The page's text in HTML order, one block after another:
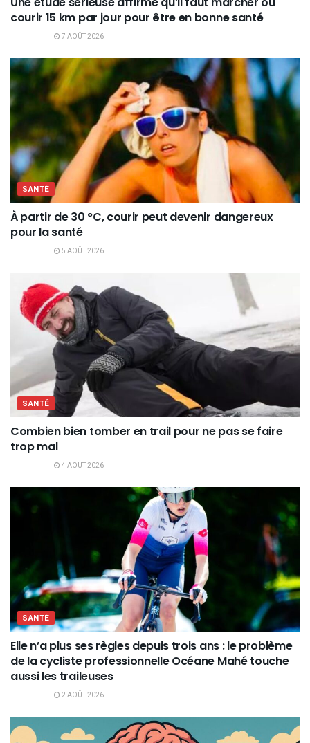
courir 15 km par jour pour être en bonne santé
7 AOÛT 2026
SANTÉ
À partir de 30 °C, courir peut devenir dangereux
pour la santé
5 AOÛT 2026
SANTÉ
Combien bien tomber en trail pour ne pas se faire
trop mal
4 AOÛT 2026
SANTÉ
Elle n’a plus ses règles depuis trois ans : le problème
de la cycliste professionnelle Océane Mahé touche
aussi les traileuses
2 AOÛT 2026